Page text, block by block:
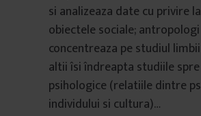
si analizeaza date cu privire
obiectele sociale;
concentreaza pe studiul
altii îsi îndreapta studiile
psihologice (relatiile dintre
individului si cultura)…